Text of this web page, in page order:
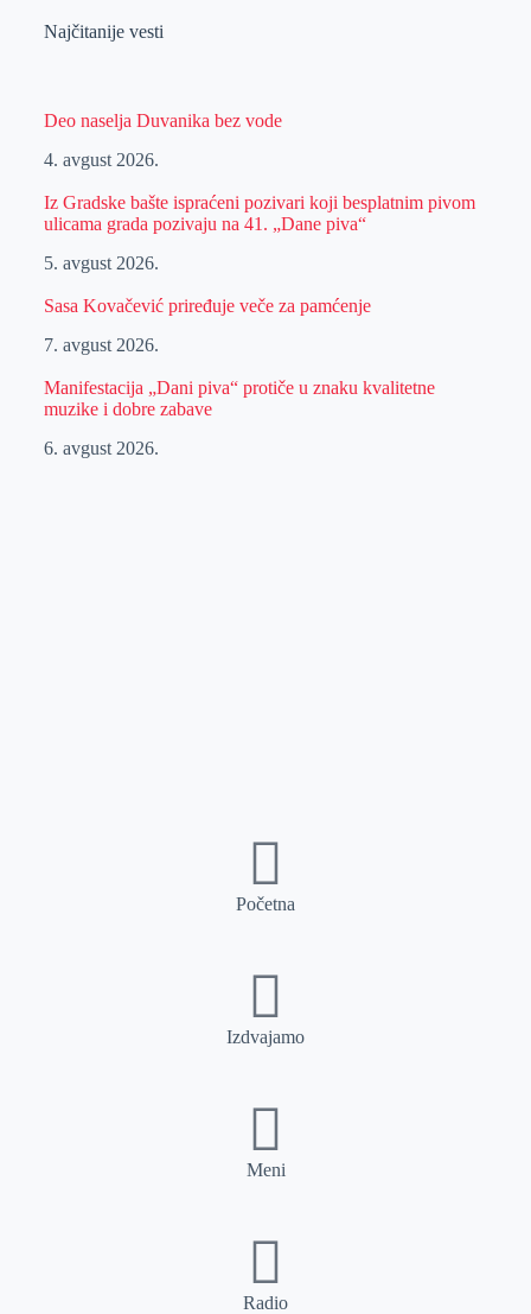
Najčitanije vesti
Deo naselja Duvanika bez vode
4. avgust 2026.
Iz Gradske bašte ispraćeni pozivari koji besplatnim pivom
ulicama grada pozivaju na 41. „Dane piva“
5. avgust 2026.
Sasa Kovačević priređuje veče za pamćenje
7. avgust 2026.
Manifestacija „Dani piva“ protiče u znaku kvalitetne
muzike i dobre zabave
6. avgust 2026.
Početna
Izdvajamo
Meni
Radio